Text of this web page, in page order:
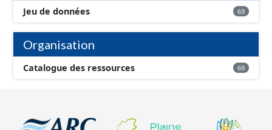
Jeu de données 69
Organisation
Catalogue des ressources 69